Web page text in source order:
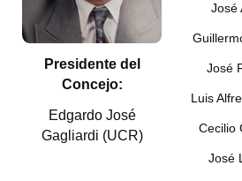
Dictámenes Asesoría Letrada
Informes de Unidad Coordinadora
Ejecución Presupuestaria
Presidente del
Concejo:
Edgardo José
Gagliardi (UCR)
José
José
Luis
Cecilio
José